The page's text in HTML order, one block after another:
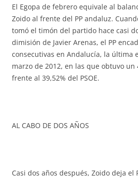
El Egopa de febrero equivale al
Zoido al frente del PP andaluz.
tomó el timón del partido hace casi
dimisión de Javier Arenas, el PP
consecutivas en Andalucía, la última
marzo de 2012, en las que obtuvo un
frente al 39,52% del PSOE.
AL CABO DE DOS AÑOS
Casi dos años después, Zoido deja el